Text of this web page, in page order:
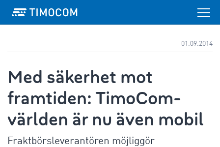
01.09.2014
Med säkerhet mot
framtiden: TimoCom-
världen är nu även mobil
Fraktbörsleverantören möjliggör